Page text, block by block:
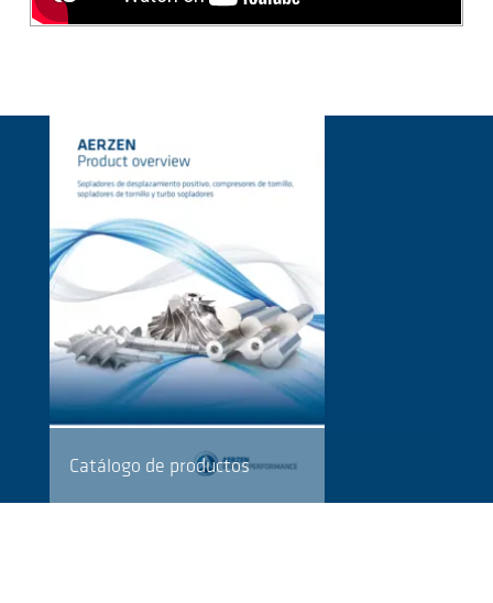
Catálogo de productos